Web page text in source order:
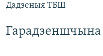
Дадзеныя ТБШ
Гарадзеншчына